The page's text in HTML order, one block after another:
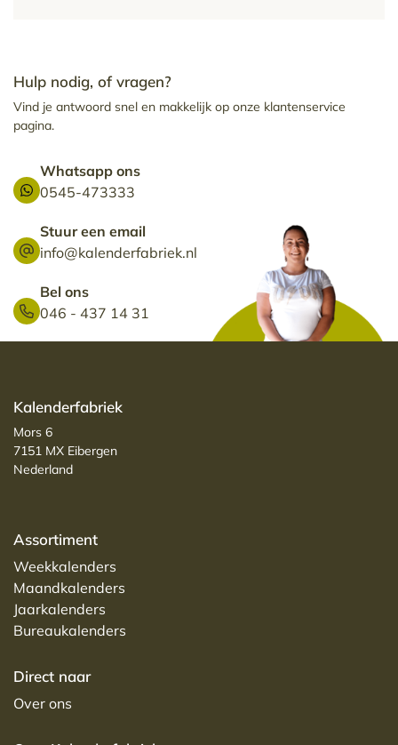
Hulp nodig, of vragen?
Vind je antwoord snel en makkelijk op onze klantenservice
pagina.
Whatsapp ons
0545-473333
Stuur een email
info@kalenderfabriek.nl
Bel ons
046 - 437 14 31
Kalenderfabriek
Mors 6
7151 MX Eibergen
Nederland
Assortiment
Weekkalenders
Maandkalenders
Jaarkalenders
Bureaukalenders
Direct naar
Over ons